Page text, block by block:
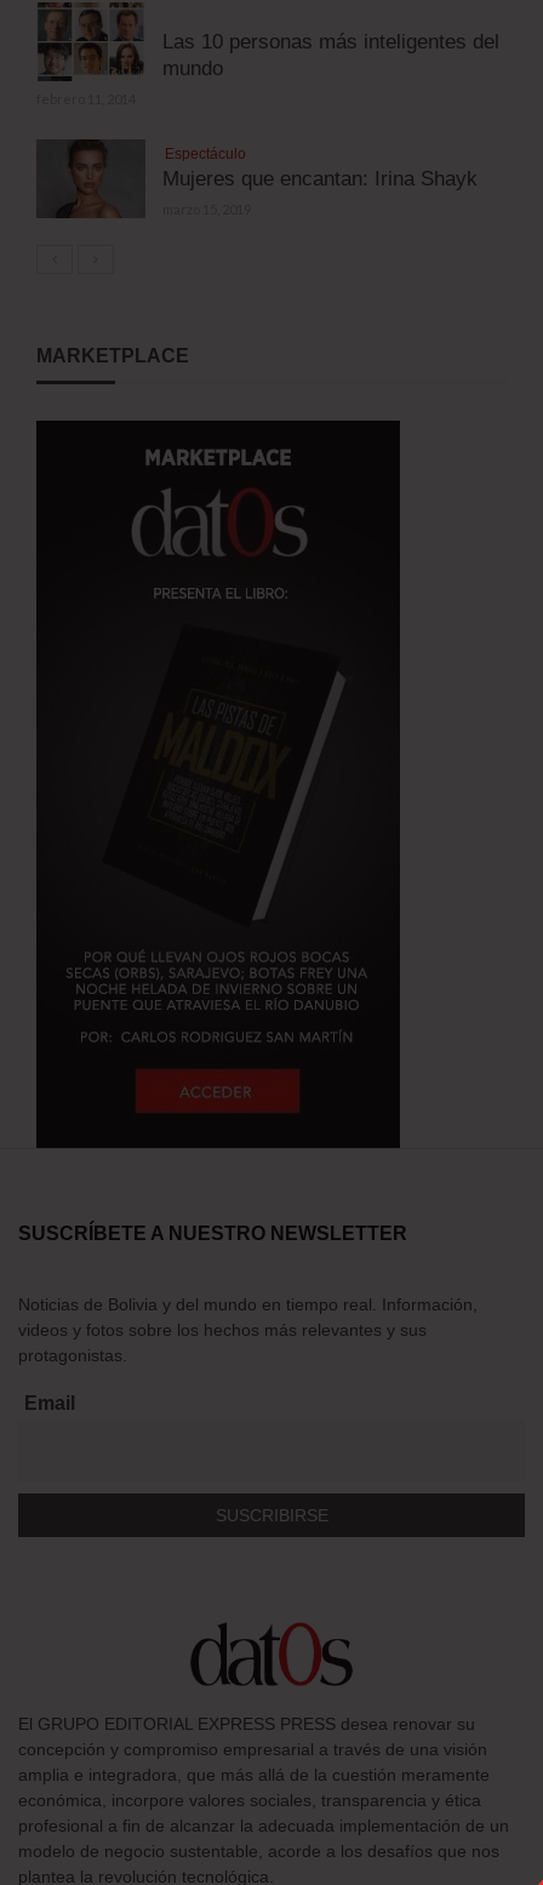
Las 10 personas más inteligentes del
mundo
Espectáculo
Mujeres que encantan: Irina Shayk
MARKETPLACE
SUSCRÍBETE A NUESTRO NEWSLETTER
Noticias de Bolivia y del mundo en tiempo real. Información,
videos y fotos sobre los hechos más relevantes y sus
protagonistas.
Email
El GRUPO EDITORIAL EXPRESS PRESS desea renovar su
concepción y compromiso empresarial a través de una visión
amplia e integradora, que más allá de la cuestión meramente
económica, incorpore valores sociales, transparencia y ética
profesional a fin de alcanzar la adecuada implementación de un
modelo de negocio sustentable, acorde a los desafíos que nos
plantea la revolución tecnológica.